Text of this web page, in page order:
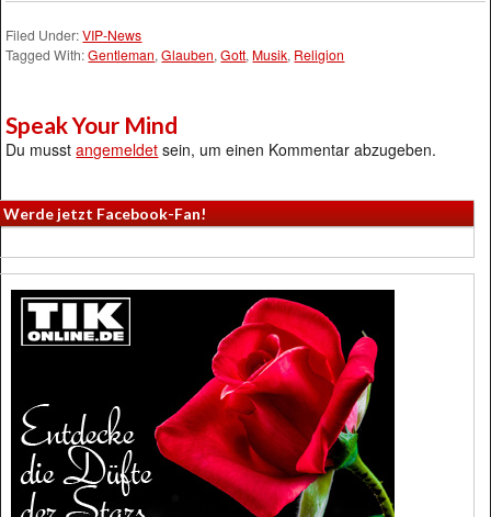
Filed Under:VIP-News
Tagged With:Gentleman,Glauben,Gott, Musik, Religion
Speak Your Mind
Du musstangemeldet sein, um einen Kommentar abzugeben.
Werde jetzt Facebook-Fan!